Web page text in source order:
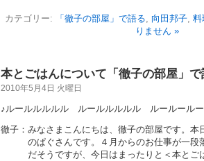
カテゴリー: 「徹子の部屋」で語る, 向田邦子, 料
りません »
本とごはんについて「徹子の部屋」
2010年5月4日 火曜日
♪ルールルルルル ルールルルルル ルールール
徹子：みなさまこんにちは、徹子の部屋です。本
のぱぐさんです。４月からのお仕事が一段
だそうですが、今日はまったりと＜本とご